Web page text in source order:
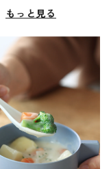
もっと見る